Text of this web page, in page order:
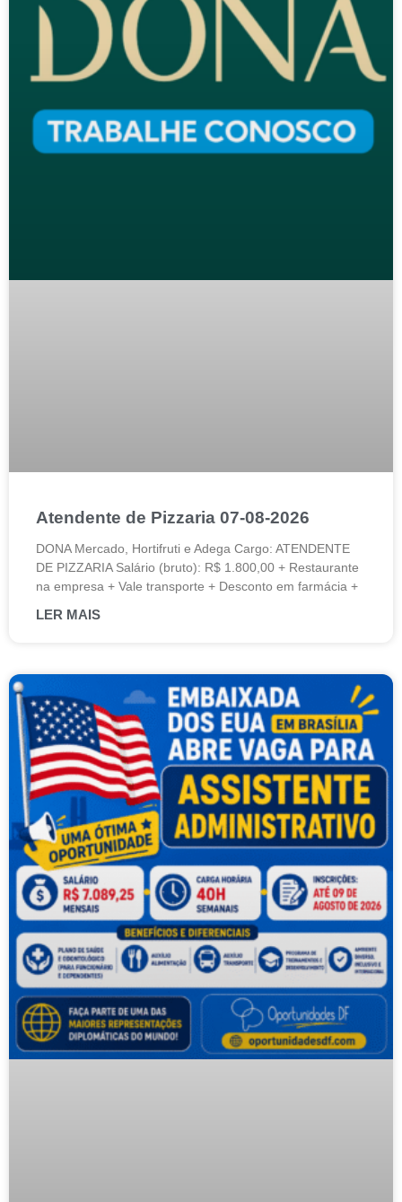
Atendente de Pizzaria 07-08-2026
DONA Mercado, Hortifruti e Adega Cargo: ATENDENTE
DE PIZZARIA Salário (bruto): R$ 1.800,00 + Restaurante
na empresa + Vale transporte + Desconto em farmácia +
LER MAIS